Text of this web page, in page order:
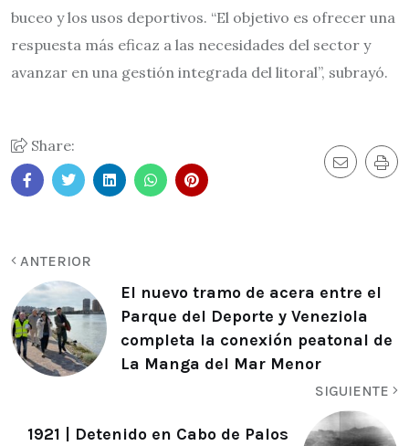
buceo y los usos deportivos. “El objetivo es ofrecer una
respuesta más eficaz a las necesidades del sector y
avanzar en una gestión integrada del litoral”, subrayó.
Share:
ANTERIOR
El nuevo tramo de acera entre el
Parque del Deporte y Veneziola
completa la conexión peatonal de
La Manga del Mar Menor
SIGUIENTE
1921 | Detenido en Cabo de Palos